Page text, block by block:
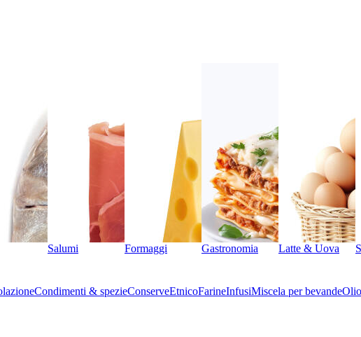
Salumi Formaggi Gastronomia Latte & Uova
Condimenti & spezieConserveEtnicoFarineInfusiMiscela per bevandeOlio